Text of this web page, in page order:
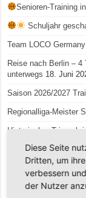
Senioren-Training
Schuljahr
Team LOCO
Reise nach Berlin – 4
unterwegs 18. Juni
Saison 2026/2027
Regionalliga-Meister
Historischer Triumph
Zum Heimabschluss
Mission
Folge 6. Mai 2026
Diese Seite
Dritten, um
verbessern
der Nutzer